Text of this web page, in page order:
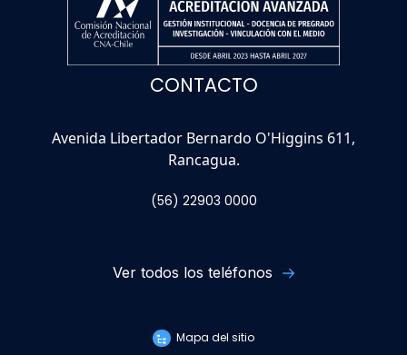
CONTACTO
Avenida Libertador Bernardo O'Higgins 611,
Rancagua.
(56) 22903 0000
Ver todos los teléfonos
Mapa del sitio